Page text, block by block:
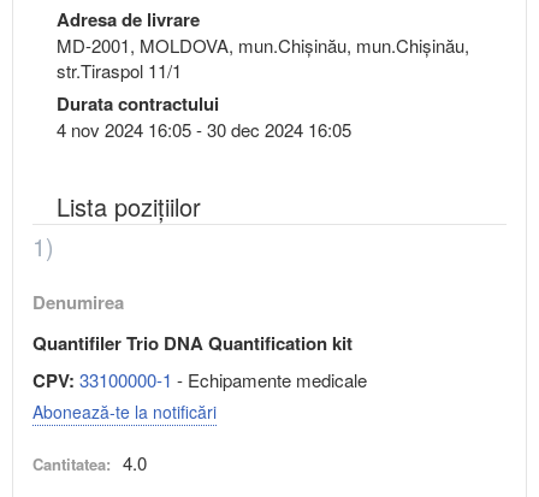
Adresa de livrare
MD-2001, MOLDOVA, mun.Chişinău, mun.Chişinău,
str.Tiraspol 11/1
Durata contractului
4 nov 2024 16:05 - 30 dec 2024 16:05
Lista pozițiilor
1)
Denumirea
Quantifiler Trio DNA Quantification kit
CPV: 33100000-1 - Echipamente medicale
Abonează-te la notificări
Cantitatea: 4.0